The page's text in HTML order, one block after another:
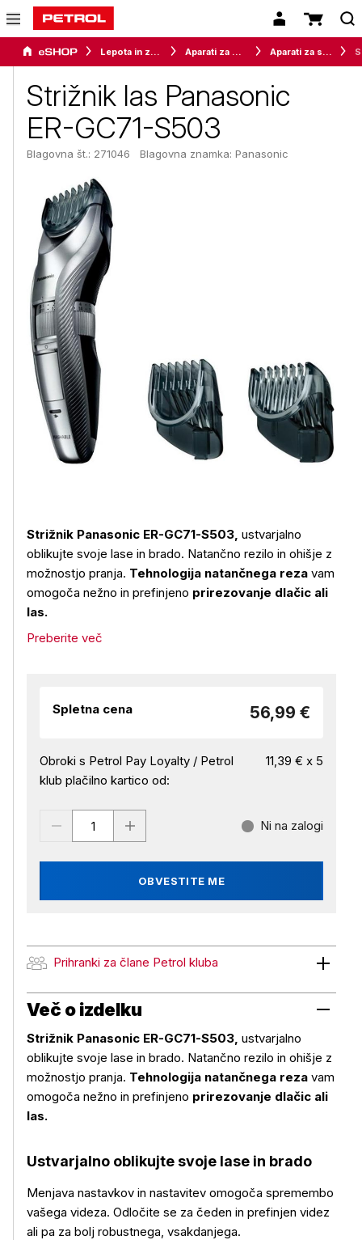
Lepota in zdravje Aparati za osebno nego Aparati za striženje las
Strižnik las Panasonic
ER-GC71-S503
Blagovna št.: 271046 Blagovna znamka: Panasonic
Strižnik Panasonic ER-GC71-S503, ustvarjalno
oblikujte svoje lase in brado. Natančno rezilo in ohišje z
možnostjo pranja. Tehnologija natančnega reza vam
omogoča nežno in prefinjeno prirezovanje dlačic ali
las.
Preberite več
Spletna cena 56,99 €
Obroki s Petrol Pay Loyalty / Petrol
klub plačilno kartico od:
11,39 € x 5
OBVESTITE ME
Ni na zalogi
Prihranki za člane Petrol kluba
Prihranki za člane Petrol kluba
Več o izdelku
Strižnik Panasonic ER-GC71-S503, ustvarjalno
oblikujte svoje lase in brado. Natančno rezilo in ohišje z
možnostjo pranja. Tehnologija natančnega reza vam
omogoča nežno in prefinjeno prirezovanje dlačic ali
las.
Ustvarjalno oblikujte svoje lase in brado
Menjava nastavkov in nastavitev omogoča spremembo
vašega videza. Odločite se za čeden in prefinjen videz
ali pa za bolj robustnega, vsakdanjega.